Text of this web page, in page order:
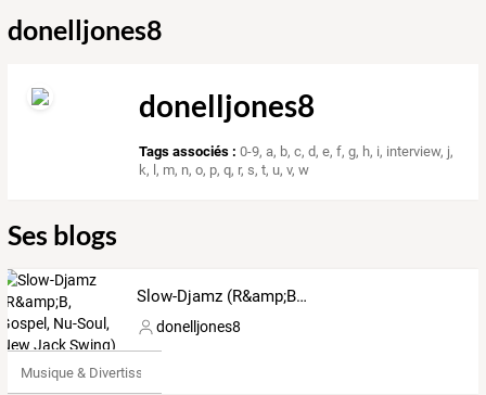
donelljones8
donelljones8
Tags associés : 0-9,a, b,c,d,e,f,g, h, i, interview, j,
k, l, m, n,o, p,q, r,s,t, u,v,w
Ses blogs
Slow-Djamz (R&amp;B, Gospel, Nu-Soul, New Jack Swing)
donelljones8
Musique & Divertissements